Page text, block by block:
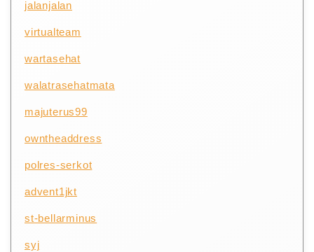
jalanjalan
virtualteam
wartasehat
walatrasehatmata
majuterus99
owntheaddress
polres-serkot
advent1jkt
st-bellarminus
syj